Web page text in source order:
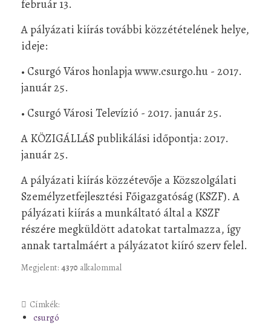
február 13.
A pályázati kiírás további közzétételének helye,
ideje:
• Csurgó Város honlapja www.csurgo.hu - 2017.
január 25.
• Csurgó Városi Televízió - 2017. január 25.
A KÖZIGÁLLÁS publikálási időpontja: 2017.
január 25.
A pályázati kiírás közzétevője a Közszolgálati
Személyzetfejlesztési Főigazgatóság (KSZF). A
pályázati kiírás a munkáltató által a KSZF
részére megküldött adatokat tartalmazza, így
annak tartalmáért a pályázatot kiíró szerv felel.
Megjelent: 4370 alkalommal
Címkék:
csurgó